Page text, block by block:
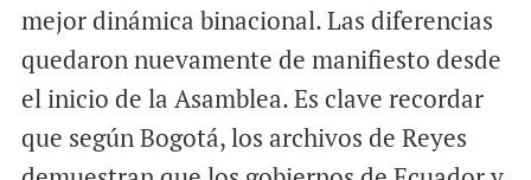
mejor dinámica binacional. Las diferencias
quedaron nuevamente de manifiesto desde
el inicio de la Asamblea. Es clave recordar
que según Bogotá, los archivos de Reyes